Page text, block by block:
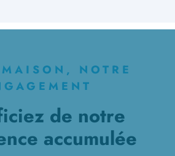
NOTRE
de notre
accumulée